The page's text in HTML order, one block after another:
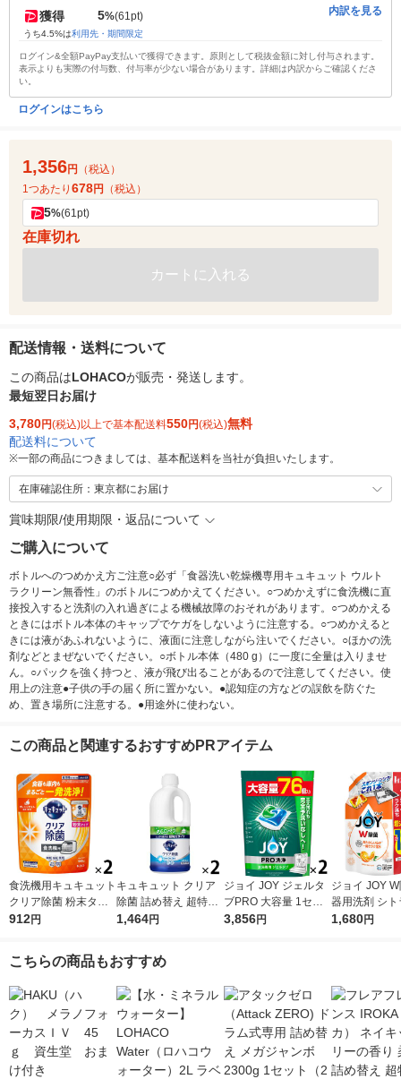
獲得 5%(61pt)
うち4.5%は利用先・期間限定
内訳を見る
ログイン&全額PayPay支払いで獲得できます。原則として税抜金額に対し付与されます。
表示よりも実際の付与数、付与率が少ない場合があります。詳細は内訳からご確認くださ
い。
ログインはこちら
1,356円
（税込）
1つあたり 678円 （税込）
5%(61pt)
在庫切れ
カートに入れる
配送情報・送料について
この商品はLOHACOが販売・発送します。
最短翌日お届け
3,780円(税込)以上で基本配送料550円(税込)無料
配送料について
※一部の商品につきましては、基本配送料を当社が負担いたします。
在庫確認住所：東京都にお届け
賞味期限/使用期限・返品について
ご購入について
ボトルへのつめかえ方ご注意○必ず「食器洗い乾燥機専用キュキュット ウルト
ラクリーン無香性」のボトルにつめかえてください。○つめかえずに食洗機に直
接投入すると洗剤の入れ過ぎによる機械故障のおそれがあります。○つめかえる
ときにはボトル本体のキャップでケガをしないように注意する。○つめかえると
きには液があふれないように、液面に注意しながら注いでください。○ほかの洗
剤などとまぜないでください。○ボトル本体（480 g）に一度に全量は入りませ
ん。○パックを強く持つと、液が飛び出ることがあるので注意してください。使
用上の注意●子供の手の届く所に置かない。●認知症の方などの誤飲を防ぐた
め、置き場所に注意する。●用途外に使わない。
この商品と関連するおすすめPRアイテム
食洗機用キュキュット
クリア除菌 粉末タイ
プ オレンジ 詰め替え
王
912円
キュキュット クリア
除菌 詰め替え 超特大
1250mL 1セット（2
1,464円
ジョイ JOY ジェルタ
ブPRO 大容量 1セッ
ト（76個入×2袋） 食
3,856円
ジョイ JOY
器用洗剤 シト
レンジの香り
1,680円
こちらの商品もおすすめ